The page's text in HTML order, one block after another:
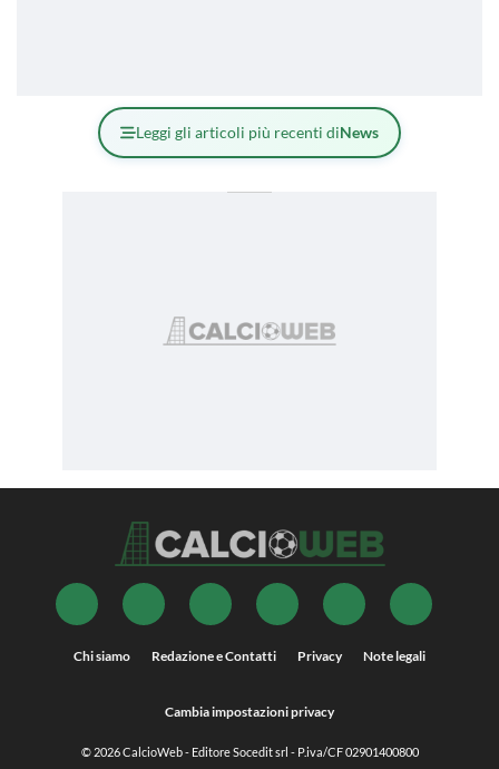
Leggi gli articoli più recenti diNews
Chi siamo Redazione e Contatti Privacy Note legali
Cambia impostazioni privacy
© 2026CalcioWeb- Editore Socedit srl - P.iva/CF 02901400800